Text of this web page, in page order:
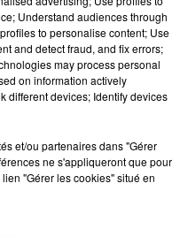
rapide
la prise
en tant
des
Understand audiences through
to personalise content; Use
and detect fraud, and fix errors;
may process personal
on information actively
different devices; Identify devices
et/ou partenaires dans "Gérer
ne s'appliqueront que pour
"Gérer les cookies" situé en